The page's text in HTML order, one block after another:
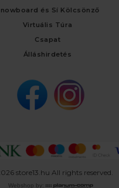
és Sí Kölcsönző
Virtuális Túra
Csapat
Álláshirdetés
store13.hu All rights reserved.
Webshop by: